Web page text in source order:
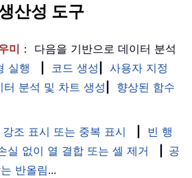
산성 도구
미 ： 다음을 기반으로 데이터 분석
실행 코드 생성
사용자 지정
터 분석 및 차트 생성
향상된 함수
강조 표시 또는 중복 표시
빈 행
실 없이 열 결합 또는 셀 제거
공
반올림...